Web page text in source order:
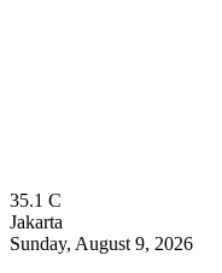
35.1 C
Jakarta
Sunday, August 9, 2026